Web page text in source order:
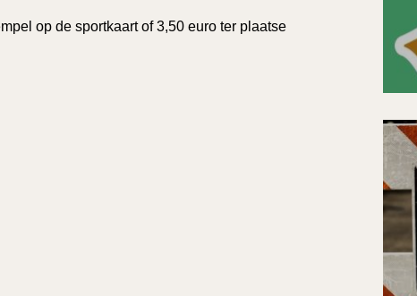
op de sportkaart of 3,50 euro ter plaatse